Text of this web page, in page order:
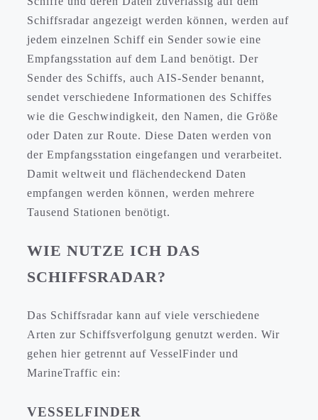
Schiffsradar angezeigt werden können, werden auf
jedem einzelnen Schiff ein Sender sowie eine
Empfangsstation auf dem Land benötigt. Der
Sender des Schiffs, auch AIS-Sender benannt,
sendet verschiedene Informationen des Schiffes
wie die Geschwindigkeit, den Namen, die Größe
oder Daten zur Route. Diese Daten werden von
der Empfangsstation eingefangen und verarbeitet.
Damit weltweit und flächendeckend Daten
empfangen werden können, werden mehrere
Tausend Stationen benötigt.
WIE NUTZE ICH DAS
SCHIFFSRADAR?
Das Schiffsradar kann auf viele verschiedene
Arten zur Schiffsverfolgung genutzt werden. Wir
gehen hier getrennt auf VesselFinder und
MarineTraffic ein:
VESSELFINDER